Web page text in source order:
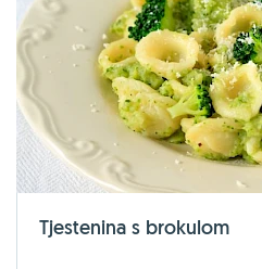
Tjestenina s brokulom